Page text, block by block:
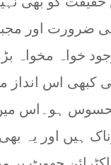
ضرورت اور
خواہ مخواہ
کی کبھی اس
ہو۔اس
ہیں اور یہ